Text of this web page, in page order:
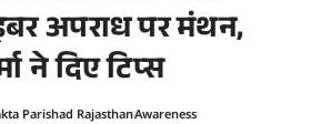
अपराध पर मंथन,
ने दिए टिप्स
Parishad RajasthanAwareness